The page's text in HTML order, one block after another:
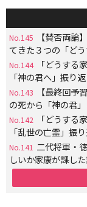
No.145
【賛否両論
てきた３つの「ど
No.144
「どうす
「神の君へ」振り
No.143
【最終回
の死から「神の君
No.142
「どうする
「乱世の亡霊」振
No.141 二代将軍・
しいか家康が課し